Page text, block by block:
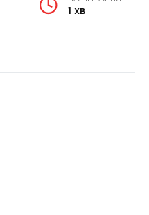
1 хв